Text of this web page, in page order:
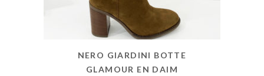
NERO GIARDINI BOTTE
GLAMOUR EN DAIM